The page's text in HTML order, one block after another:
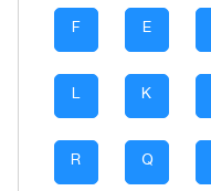
E
F
K
L
Q
R